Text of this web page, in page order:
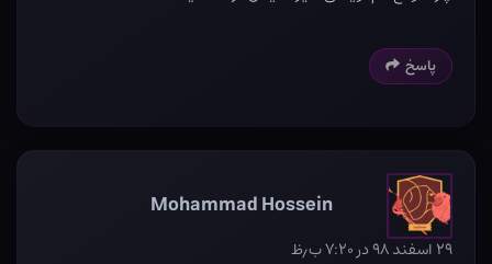
پاسخ
Mohammad Hossein
۲۹ اسفند ۹۸ در ۷:۲۰ ب٫ظ